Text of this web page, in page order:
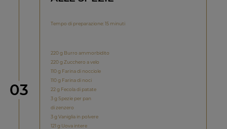
Step
03
Tempo di preparazione: 15 minuti
220 g Burro ammorbidito
220 g Zucchero a velo
110 g Farina di nocciole
110 g Farina di noci
22 g Fecola di patate
3 g Spezie per pan
di zenzero
3 g Vaniglia in polvere
121 g Uova intere